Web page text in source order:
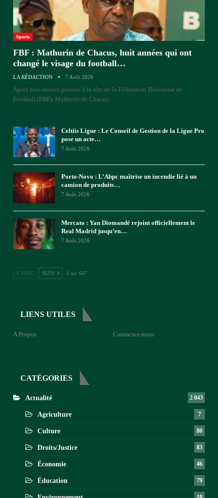
Sports
FBF : Mathurin de Chacus, huit années qui ont
changé le visage du football…
LA RÉDACTION 7 Août 2026
Après huit années passées à la tête de la Fédération Béninoise de
Football (FBF), Mathurin de Chacus
Celtiis Ligue : Le Conseil de Gestion de la Ligue Pro
pose un acte…
7 Août 2026
Porto-Novo : L’Abpc maîtrise un incendie lié à un
camion de produits…
7 Août 2026
Mercato : Yan Diomandé rejoint officiellement le
Real Madrid jusqu’en…
7 Août 2026
PREC SUIV 1 sur 647
LIENS UTILES
A Propos Contactez-nous
CATÉGORIES
Actualité 2 043
Agriculture 7
Culture 80
Droits/Justice 83
Économie 46
Éducation 79